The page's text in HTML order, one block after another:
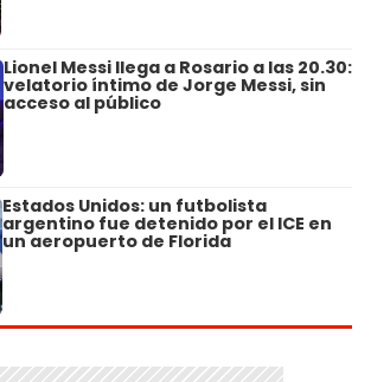
Lionel Messi llega a Rosario a las 20.30:
velatorio íntimo de Jorge Messi, sin
acceso al público
Estados Unidos: un futbolista
argentino fue detenido por el ICE en
un aeropuerto de Florida